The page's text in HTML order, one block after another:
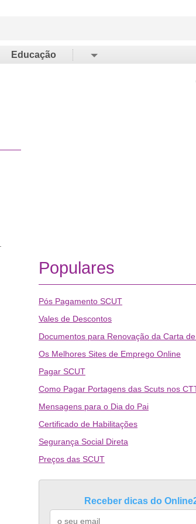
Educação
Populares
Pós Pagamento SCUT
Vales de Descontos
Documentos para Renovação da Carta
Os Melhores Sites de Emprego Online
Pagar SCUT
Como Pagar Portagens das Scuts nos
Mensagens para o Dia do Pai
Certificado de Habilitações
Segurança Social Direta
Preços das SCUT
Receber dicas do